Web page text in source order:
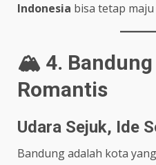
Indonesia bisa tetap
🏔️ 4. Bandung
Romantis
Udara Sejuk, Ide
Bandung adalah kota